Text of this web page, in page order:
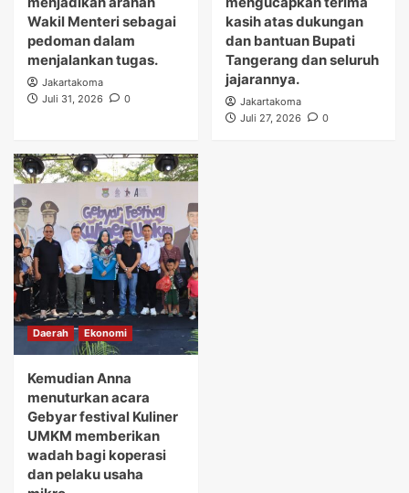
Wakil Menteri sebagai
pedoman dalam
menjalankan tugas.
Jakartakoma
Juli 31, 2026
0
kasih atas dukungan
dan bantuan Bupati
Tangerang dan seluruh
jajarannya.
Jakartakoma
Juli 27, 2026
0
Daerah Ekonomi
Kemudian Anna
menuturkan acara
Gebyar festival Kuliner
UMKM memberikan
wadah bagi koperasi
dan pelaku usaha